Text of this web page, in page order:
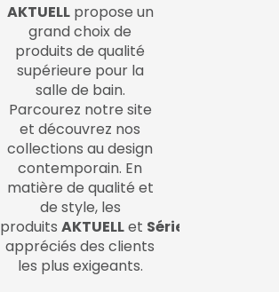
AKTUELLpropose un
grand choix de
produits de qualité
supérieure pour la
salle de bain.
Parcourez notre site
et découvrez nos
collections au design
contemporain. En
matière de qualité et
de style, les
produitsAKTUELLet SériePRO
appréciés des clients
les plus exigeants.